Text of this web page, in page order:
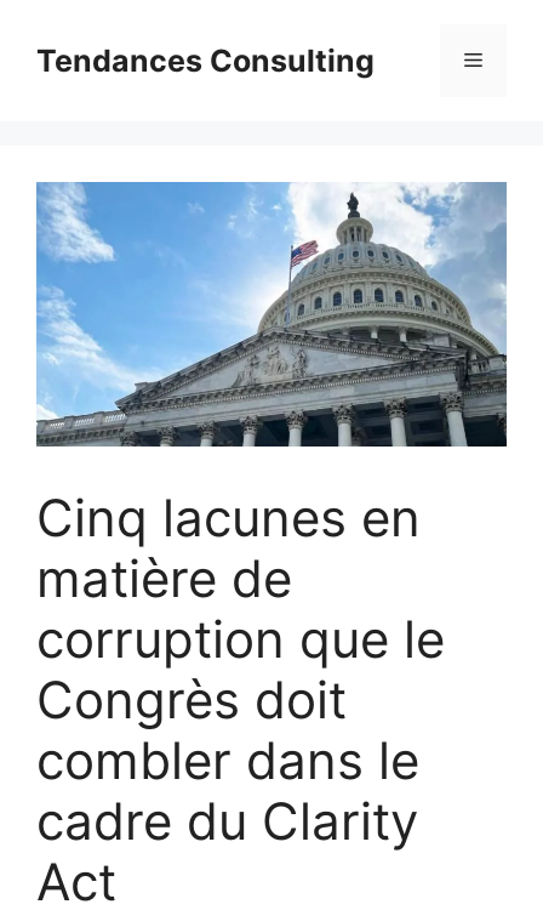
contenuTendances Consulting Menu
Cinq lacunes en
matière de
corruption que le
Congrès doit
combler dans le
cadre du Clarity
Act